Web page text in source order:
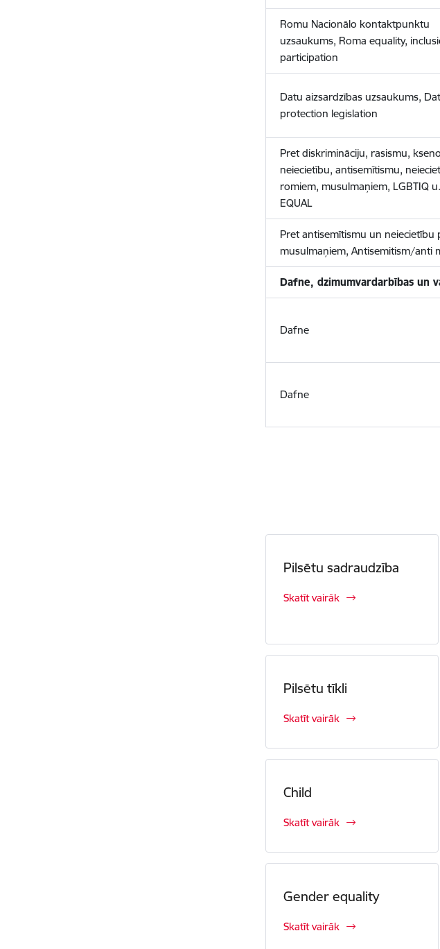
Romu Nacionālo kontaktpunktu
uzsaukums, Roma equality,
participation
Datu aizsardzības uzsaukums,
protection legislation
Pret diskrimināciju, rasismu,
neiecietību, antisemītismu,
romiem, musulmaņiem, LGBTIQ
EQUAL
Pret antisemītismu un neiecietību
musulmaņiem, Antisemitism/anti
Dafne, dzimumvardarbības un
Dafne
Dafne
Pilsētu sadraudzība
Skatīt vairāk
Pilsētu tīkli
Skatīt vairāk
Child
Skatīt vairāk
Gender equality
Skatīt vairāk